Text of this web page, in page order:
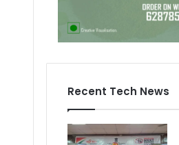
Recent Tech News